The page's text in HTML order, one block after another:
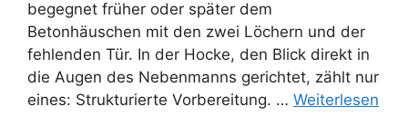
begegnet früher oder später dem
Betonhäuschen mit den zwei Löchern und der
fehlenden Tür. In der Hocke, den Blick direkt in
die Augen des Nebenmanns gerichtet, zählt nur
eines: Strukturierte Vorbereitung. … Weiterlesen